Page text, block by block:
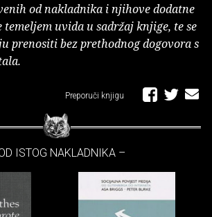
od nakladnika i njihove dodatne
temeljem uvida u sadržaj knjige, te se
prenositi bez prethodnog dogovora s
Preporuči knjigu
ISTOG NAKLADNIKA –